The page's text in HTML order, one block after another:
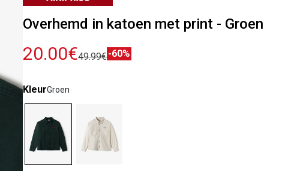
Overhemd in katoen met print - Groen
20.00€49.99€-60%
KleurGroen